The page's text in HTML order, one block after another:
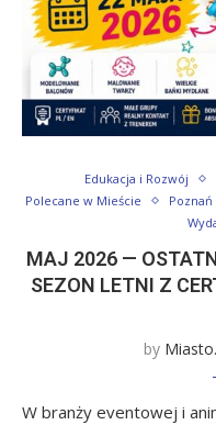
Edukacja i Rozwój
Polecane w Mieście
Poznań
MAJ 2026 —
SEZON LETNI Z
by
W branży eventowej i